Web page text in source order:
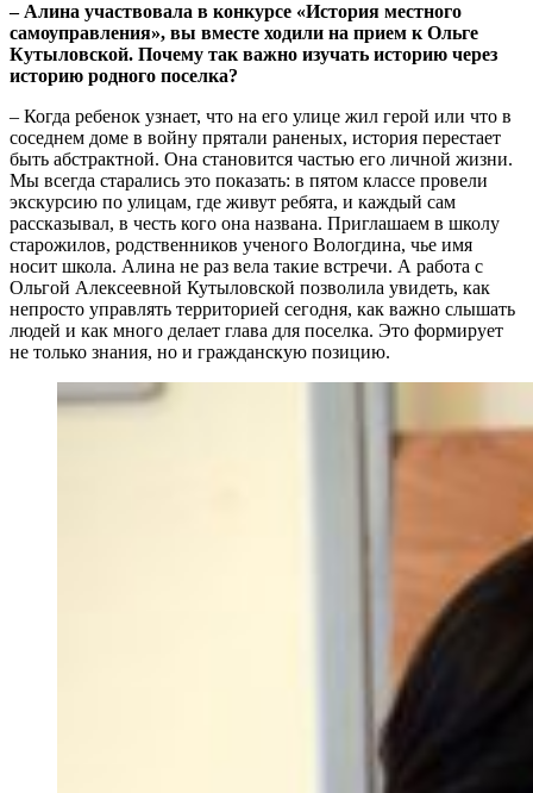
‒ Алина участвовала в конкурсе «История местного
самоуправления», вы вместе ходили на прием к Ольге
Кутыловской. Почему так важно изучать историю через
историю родного поселка?
‒ Когда ребенок узнает, что на его улице жил герой или что в
соседнем доме в войну прятали раненых, история перестает
быть абстрактной. Она становится частью его личной жизни.
Мы всегда старались это показать: в пятом классе провели
экскурсию по улицам, где живут ребята, и каждый сам
рассказывал, в честь кого она названа. Приглашаем в школу
старожилов, родственников ученого Вологдина, чье имя
носит школа. Алина не раз вела такие встречи. А работа с
Ольгой Алексеевной Кутыловской позволила увидеть, как
непросто управлять территорией сегодня, как важно слышать
людей и как много делает глава для поселка. Это формирует
не только знания, но и гражданскую позицию.